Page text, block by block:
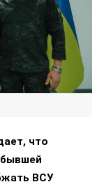
что
ВСУ